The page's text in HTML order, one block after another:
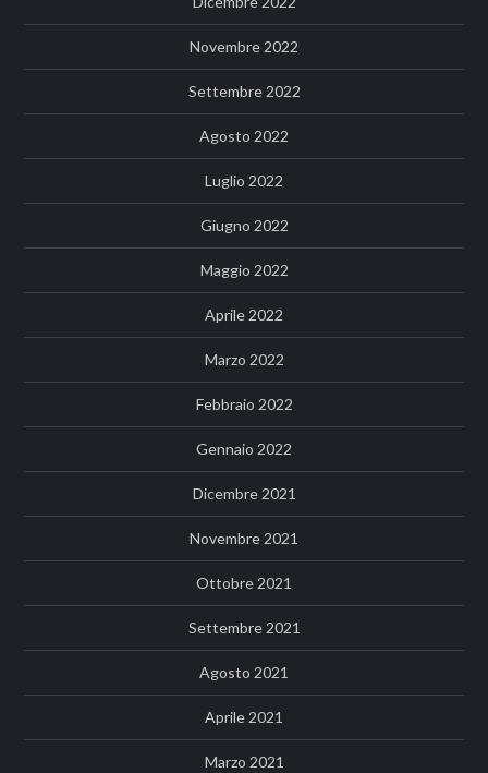
Novembre 2022
Settembre 2022
Agosto 2022
Luglio 2022
Giugno 2022
Maggio 2022
Aprile 2022
Marzo 2022
Febbraio 2022
Gennaio 2022
Dicembre 2021
Novembre 2021
Ottobre 2021
Settembre 2021
Agosto 2021
Aprile 2021
Marzo 2021